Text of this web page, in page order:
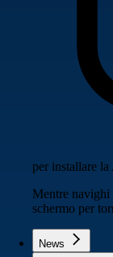
per installare
Mentre navighi
schermo per
News